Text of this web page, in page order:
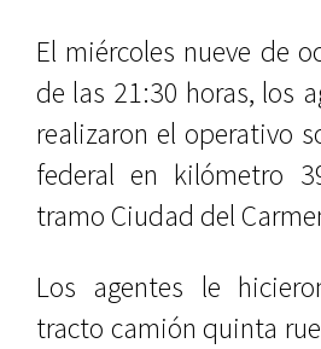
El miércoles nueve de
de las 21:30 horas, los
realizaron el operativo
federal en kilómetro
tramo Ciudad del
Los agentes le
tracto camión quinta